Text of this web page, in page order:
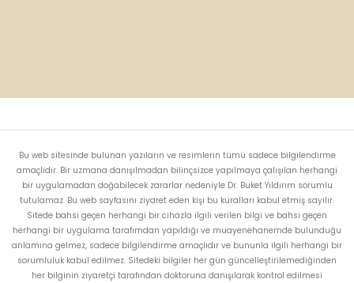
Bu web sitesinde bulunan yazıların ve resimlerin tümü sadece bilgilendirme
amaçlıdır. Bir uzmana danışılmadan bilinçsizce yapılmaya çalışılan herhangi
bir uygulamadan doğabilecek zararlar nedeniyle Dr. Buket Yıldırım sorumlu
tutulamaz. Bu web sayfasını ziyaret eden kişi bu kuralları kabul etmiş sayılır.
Sitede bahsi geçen herhangi bir cihazla ilgili verilen bilgi ve bahsi geçen
herhangi bir uygulama tarafımdan yapıldığı ve muayenehanemde bulunduğu
anlamına gelmez, sadece bilgilendirme amaçlıdır ve bununla ilgili herhangi bir
sorumluluk kabul edilmez. Sitedeki bilgiler her gün güncelleştirilemediğinden
her bilginin ziyaretçi tarafından doktoruna danışılarak kontrol edilmesi